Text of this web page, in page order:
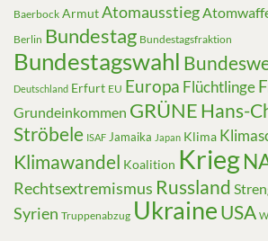
Baerbock ArmutAtomausstieg
Berlin Bundestag Bundestagsfraktion
Bundestagswahl
Deutschland Erfurt EU Europa Flüchtlinge
Grundeinkommen GRÜNE Hans-
Ströbele ISAF Jamaika Japan Klima
Klimawandel Koalition Krieg
Rechtsextremismus Russland
Syrien Truppenabzug UkraineUSA